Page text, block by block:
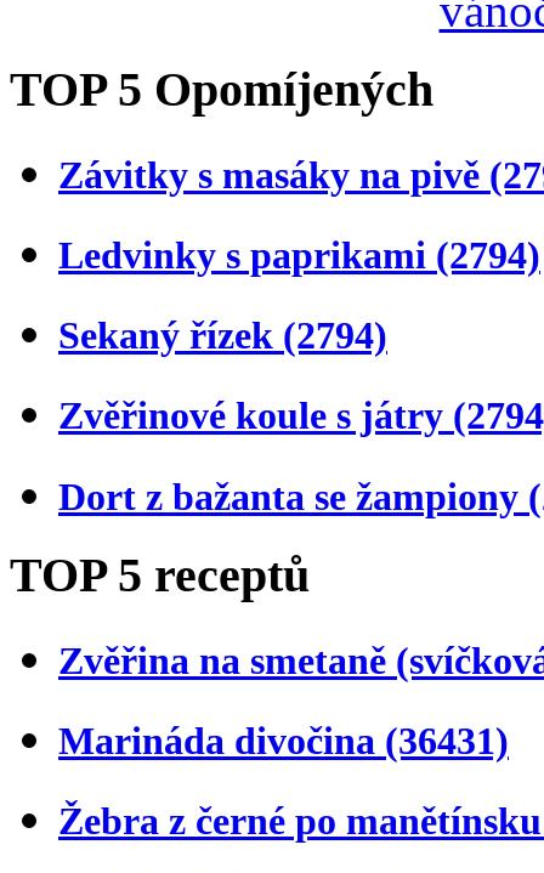
TOP 5 Opomíjených
Závitky s masáky na pivě
Ledvinky s paprikami (2794)
Sekaný řízek (2794)
Zvěřinové koule s játry
Dort z bažanta se žampiony
TOP 5 receptů
Zvěřina na smetaně
Marináda divočina (36431)
Žebra z černé po